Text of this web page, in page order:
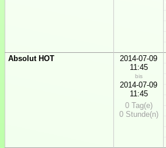
Absolut HOT
2014-07-09
11:45
bis
2014-07-09
11:45
0 Tag(e)
0 Stunde(n)